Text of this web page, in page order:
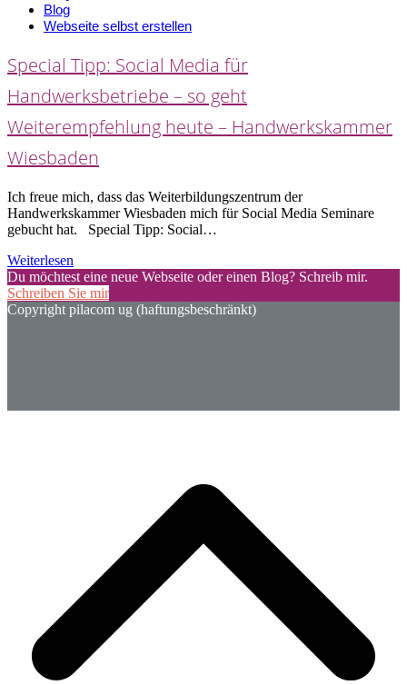
Blog
Webseite selbst erstellen
Special Tipp: Social Media für
Handwerksbetriebe – so geht
Weiterempfehlung heute – Handwerkskammer
Wiesbaden
Ich freue mich, dass das Weiterbildungszentrum der
Handwerkskammer Wiesbaden mich für Social Media Seminare
gebucht hat. Special Tipp: Social…
Weiterlesen
Du möchtest eine neue Webseite oder einen Blog? Schreib mir.
Schreiben Sie mir
Copyright pilacom ug (haftungsbeschränkt)